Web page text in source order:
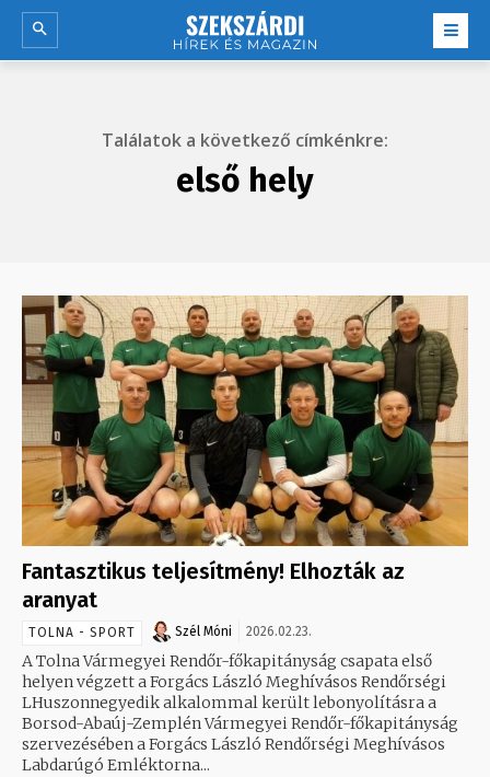
Találatok a következő címkénkre:
első hely
Fantasztikus teljesítmény! Elhozták az
aranyat
TOLNA - SPORT Szél Móni 2026.02.23.
A Tolna Vármegyei Rendőr-főkapitányság csapata első
helyen végzett a Forgács László Meghívásos Rendőrségi
LHuszonnegyedik alkalommal került lebonyolításra a
Borsod-Abaúj-Zemplén Vármegyei Rendőr-főkapitányság
szervezésében a Forgács László Rendőrségi Meghívásos
Labdarúgó Emléktorna...